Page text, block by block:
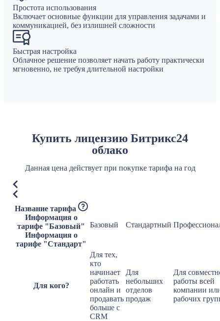
Простота использования
Включает основные функции для управления задачами и
коммуникацией, без излишней сложности
Быстрая настройка
Облачное решение позволяет начать работу практически
мгновенно, не требуя длительной настройки
Купить лицензию Битрикс24
облако
Данная цена действует при покупке тарифа на год
Название тарифа
Информация о
тарифе "Базовый"
Информация о
тарифе "Стандарт"
Базовый Стандартный
Для кого?
Для тех,
кто
начинает
работать
онлайн и
продавать
больше с
CRM
Для
небольших
отделов
продаж
Для
работы всей
компании
рабочих